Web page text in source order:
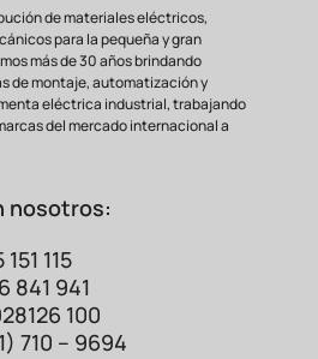
de materiales eléctricos,
para la pequeña y gran
más de 30 años brindando
de montaje, automatización y
eléctrica industrial, trabajando
del mercado internacional a
nosotros:
115
841 941
100
710 – 9694